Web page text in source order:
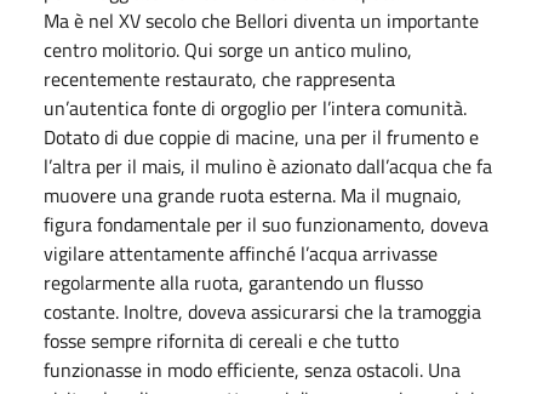
Ma è nel XV secolo che Bellori diventa un importante
centro molitorio. Qui sorge un antico mulino,
recentemente restaurato, che rappresenta
un’autentica fonte di orgoglio per l’intera comunità.
Dotato di due coppie di macine, una per il frumento e
l’altra per il mais, il mulino è azionato dall’acqua che fa
muovere una grande ruota esterna. Ma il mugnaio,
figura fondamentale per il suo funzionamento, doveva
vigilare attentamente affinché l’acqua arrivasse
regolarmente alla ruota, garantendo un flusso
costante. Inoltre, doveva assicurarsi che la tramoggia
fosse sempre rifornita di cereali e che tutto
funzionasse in modo efficiente, senza ostacoli. Una